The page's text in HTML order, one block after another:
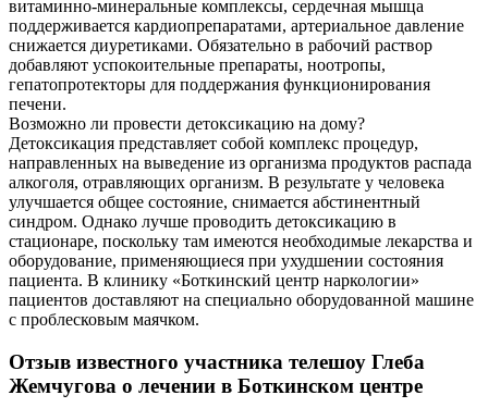
витаминно-минеральные комплексы, сердечная мышца
поддерживается кардиопрепаратами, артериальное давление
снижается диуретиками. Обязательно в рабочий раствор
добавляют успокоительные препараты, ноотропы,
гепатопротекторы для поддержания функционирования
печени.
Возможно ли провести детоксикацию на дому?
Детоксикация представляет собой комплекс процедур,
направленных на выведение из организма продуктов распада
алкоголя, отравляющих организм. В результате у человека
улучшается общее состояние, снимается абстинентный
синдром. Однако лучше проводить детоксикацию в
стационаре, поскольку там имеются необходимые лекарства и
оборудование, применяющиеся при ухудшении состояния
пациента. В клинику «Боткинский центр наркологии»
пациентов доставляют на специально оборудованной машине
с проблесковым маячком.
Отзыв известного участника телешоу Глеба
Жемчугова о лечении в Боткинском центре